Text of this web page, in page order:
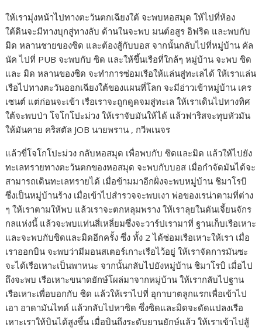
ให้เรามุ่งหน้าไปทางตะวันตกเฉียงใต้ จะพบหอสมุด ให้ไปที่ห้อง
ใต้ดินจะมีทางบุกสู่ทางลับ ด้านในจะพบ มนต์อสูร อิฟริด และพบกับ
มิด หลานชายของซิด และต้องสู้กับบอส จากนั้นกลับไปที่หมู่บ้าน คัล
นัค ไปที่ PUB จะพบกับ ซิด และให้ขึ้นเรือที่ใกล้ๆ หมู่บ้าน จะพบ ซิด
และ มิด หลานของซิด จะทำการซ่อมเรือให้แล่นสู่ทะเลได้ ให้เราแล่น
เรือไปทางตะวันออกเฉียงใต้ของแผนที่โลก จะมีอ่าวเข้าหมู่บ้าน เคร
เซนต์ แต่ก่อนจะเข้า เรือเราจะถูกดูดจมสู่ทะเล ให้เราเดินไปทางทิศ
ใต้จะพบป่า โจโกโปะม่วง ให้เราจับมันให้ได้ แล้วฟาริสจะทุบหัวมัน
ให้มันคาย คริสตัล JOB นายพราน , กวีพเนจร
แล้วขี่โจโกโปะม่วง กลับหอสมุด เพื่อพบกับ ซิดและมิด แล้วให้ไปยัง
ทะเลทรายทางตะวันตกของหอสมุด จะพบกับบอส เมื่อกำจัดมันได้จะ
สามารถเดินทะเลทรายได้ เมื่อข้ามมาอีกฝั่งจะพบหมู่บ้าน ชิมาโรบิ
ซึ่งเป็นหมู่บ้านร้าง เมื่อเข้าไปสำรวจจะพบเงา พ่อของเรน่าตามที่ต่าง
ๆ ให้เราตามให้พบ แล้วเราจะตกหลุมพราง ให้เราลุยในดันเจี้ยนจักร
กลแห่งนี้ แล้วจะพบแท่นสี่เหลี่ยมซึ่งจะวาร์ปเรามาที่ ฐานเก็บเรือเหาะ
และจะพบกับซิดและมิดอีกครั้ง ซึ่ง ทั้ง 2 ได้ซ่อมเรือเหาะให้เรา เมื่อ
เราออกบิน จะพบว่ามีมอนสเตอร์เกาะเรือไว้อยู่ ให้เราจัดการมันซะ
จะได้เรือเหาะเป็นพาหนะ จากนั้นกลับไปยังหมู่บ้าน ชิมาโรบิ เมื่อไป
ถึงจะพบ เรือเหาะขนาดยักษ์โผล่มาจากหมู่บ้าน ให้เรากลับไปฐาน
เรือเหาะเพื่อบอกกับ ซิด แล้วให้เราไปที่ อุกาบาตลูกแรกเพื่อเข้าไป
เอา อาดามันไทด์ แล้วกลับไปหาซิด ซึ่งซิดและมิดจะดัดแปลงเรือ
เหาะเราให้บินได้สูงขึ้น เมื่อบินถึงระดับยานยักษ์แล้ว ให้เราเข้าไปสู้